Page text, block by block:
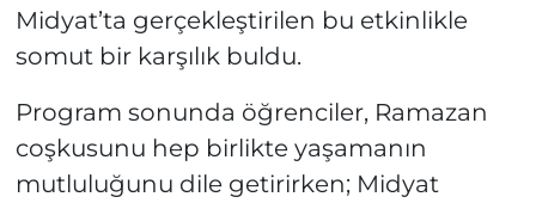
Midyat’ta gerçekleştirilen bu etkinlikle
somut bir karşılık buldu.
Program sonunda öğrenciler, Ramazan
coşkusunu hep birlikte yaşamanın
mutluluğunu dile getirirken; Midyat